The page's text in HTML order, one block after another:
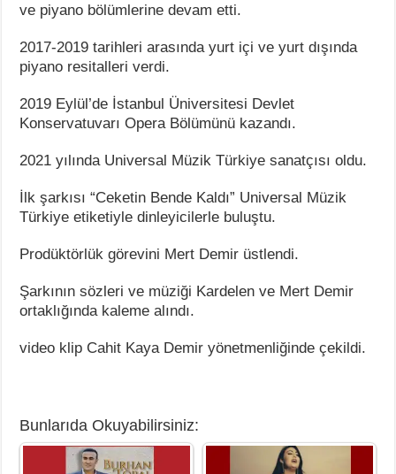
ve piyano bölümlerine devam etti.
2017-2019 tarihleri arasında yurt içi ve yurt dışında
piyano resitalleri verdi.
2019 Eylül’de İstanbul Üniversitesi Devlet
Konservatuvarı Opera Bölümünü kazandı.
2021 yılında Universal Müzik Türkiye sanatçısı oldu.
İlk şarkısı “Ceketin Bende Kaldı” Universal Müzik
Türkiye etiketiyle dinleyicilerle buluştu.
Prodüktörlük görevini Mert Demir üstlendi.
Şarkının sözleri ve müziği Kardelen ve Mert Demir
ortaklığında kaleme alındı.
video klip Cahit Kaya Demir yönetmenliğinde çekildi.
Bunlarıda Okuyabilirsiniz: